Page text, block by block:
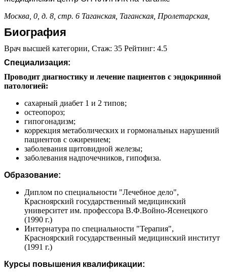
Москва, 0, д. 8, стр. 6 Таганская, Таганская, Пролетарская,
Биография
Врач высшей категории, Стаж: 35 Рейтинг: 4.5
Специализация:
Проводит диагностику и лечение пациентов с эндокринной
патологией:
сахарный диабет 1 и 2 типов;
остеопороз;
гипогонадизм;
коррекция метаболических и гормональных нарушений
пациентов с ожирением;
заболевания щитовидной железы;
заболевания надпочечников, гипофиза.
Образование:
Диплом по специальности "Лечебное дело",
Красноярский государственный медицинский
университет им. профессора В.Ф.Войно-Ясенецкого
(1990 г.)
Интернатура по специальности "Терапия",
Красноярский государственный медицинский институт
(1991 г.)
Курсы повышения квалификации: